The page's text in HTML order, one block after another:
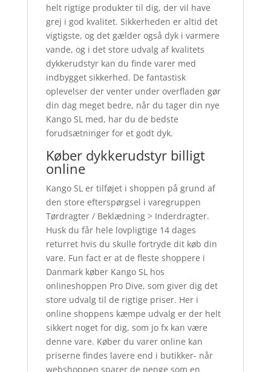
helt rigtige produkter til dig, der vil have
grej i god kvalitet. Sikkerheden er altid det
vigtigste, og det gælder også dyk i varmere
vande, og i det store udvalg af kvalitets
dykkerudstyr kan du finde varer med
indbygget sikkerhed. De fantastisk
oplevelser der venter under overfladen gør
din dag meget bedre, når du tager din nye
Kango SL med, har du de bedste
forudsætninger for et godt dyk.
Køber dykkerudstyr billigt
online
Kango SL er tilføjet i shoppen på grund af
den store efterspørgsel i varegruppen
Tørdragter / Beklædning > Inderdragter.
Husk du får hele lovpligtige 14 dages
returret hvis du skulle fortryde dit køb din
vare. Fun fact er at de fleste shoppere i
Danmark køber Kango SL hos
onlineshoppen Pro Dive, som giver dig det
store udvalg til de rigtige priser. Her i
online shoppens kæmpe udvalg er der helt
sikkert noget for dig, som jo fx kan være
denne vare. Køber du varer online kan
priserne findes lavere end i butikker- når
webshoppen sparer de penge som en